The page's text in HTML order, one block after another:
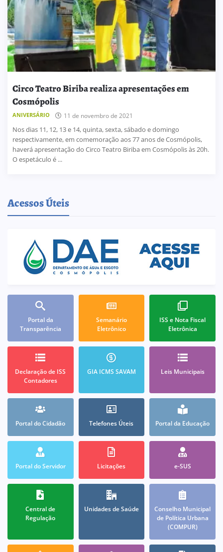
Circo Teatro Biriba realiza apresentações em
Cosmópolis
ANIVERSÁRIO 11 de novembro de 2021
Nos dias 11, 12, 13 e 14, quinta, sexta, sábado e domingo
respectivamente, em comemoração aos 77 anos de Cosmópolis,
haverá apresentação do Circo Teatro Biriba em Cosmópolis às 20h.
O espetáculo é ...
Acessos Úteis
Portal da
Transparência
Semanário
Eletrônico
ISS e Nota Fiscal
Eletrônica
Declaração de ISS
Contadores
GIA ICMS SAVAM Leis Municipais
Portal do Cidadão Telefones Úteis Portal da Educação
Portal do Servidor Licitações e-SUS
Central de
Regulação
Unidades de Saúde
Conselho Municipal
de Política Urbana
(COMPUR)